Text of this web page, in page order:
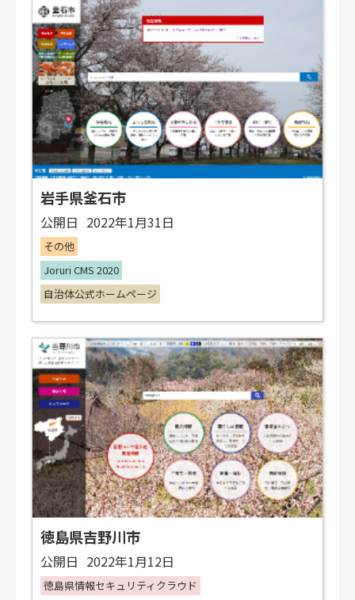
岩手県釜石市
公開日 2022年1月31日
その他
Joruri CMS 2020
自治体公式ホームページ
徳島県吉野川市
公開日 2022年1月12日
徳島県情報セキュリティクラウド